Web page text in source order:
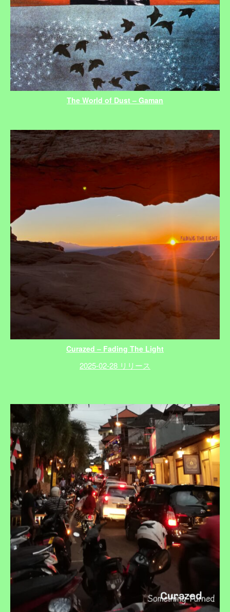
The World of Dust – Gaman
Curazed – Fading The Light
2025-02-28 リリース